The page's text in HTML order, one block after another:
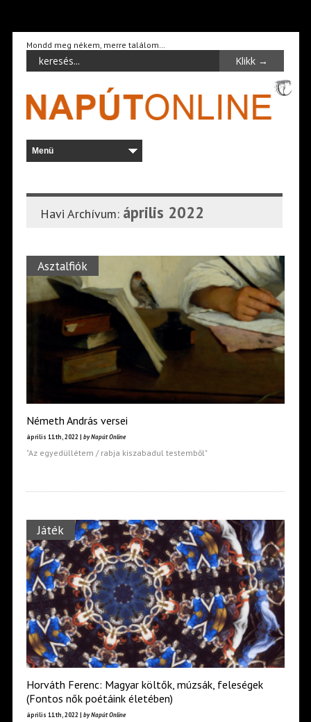
Mondd meg nékem, merre találom…
Havi Archívum: április 2022
Asztalfiók
Németh András versei
április 11th, 2022 | by Napút Online
"Az egyedüllétem / rabja kiszabadul testemből"
Játék
Horváth Ferenc: Magyar költők, múzsák, feleségek
(Fontos nők poétáink életében)
április 11th, 2022 | by Napút Online